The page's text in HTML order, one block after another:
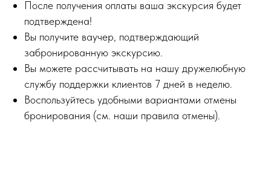
После получения оплаты ваша экскурсия будет
подтверждена!
Вы получите ваучер, подтверждающий
забронированную экскурсию.
Вы можете рассчитывать на нашу дружелюбную
службу поддержки клиентов 7 дней в неделю.
Воспользуйтесь удобными вариантами отмены
бронирования (см. наши правила отмены).